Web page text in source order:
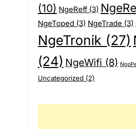
(10) NgeReff(3)
NgeToped (3) NgeTrade (3)
NgeTronik (27)
(24) NgeWifi (8)
Uncategorized (2)